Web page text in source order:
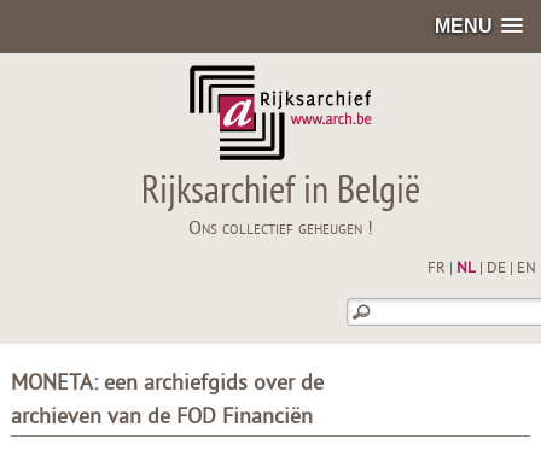
MENU
Rijksarchief in België
Ons collectief geheugen !
FR NL| DE EN
MONETA: een archiefgids over de
archieven van de FOD Financiën